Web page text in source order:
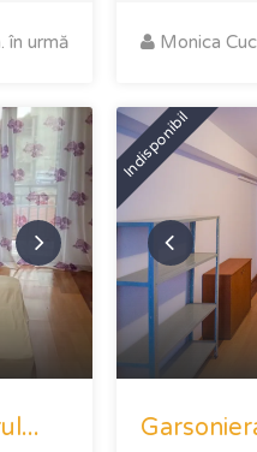
în urmă Monica
Indisponibil